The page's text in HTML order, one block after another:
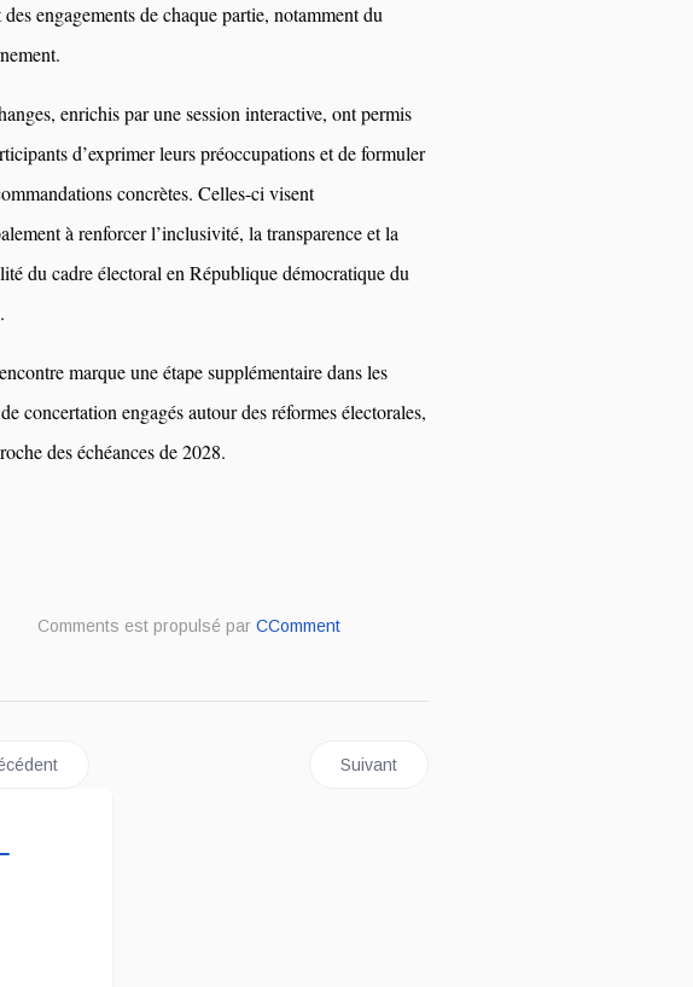
des engagements de chaque partie, notamment du
enrichis par une session interactive, ont permis
d’exprimer leurs préoccupations et de formuler
concrètes. Celles-ci visent
à renforcer l’inclusivité, la transparence et la
du cadre électoral en République démocratique du
marque une étape supplémentaire dans les
concertation engagés autour des réformes électorales,
des échéances de 2028.
Comments est propulsé par CComment
précédent : RDC : la CDT hausse le ton pour l’application du SMIG et la promotion du
Article suivant : Décoration des journalistes :
Suivant